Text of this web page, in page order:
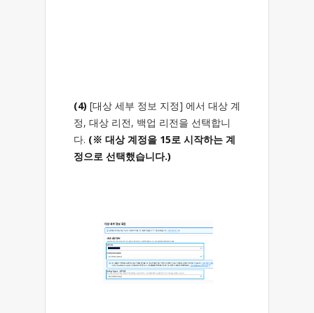
(4) [대상 세부 정보 지정] 에서 대상 계
정, 대상 리전, 백업 리전을 선택합니
다. (※ 대상 계정을 15로 시작하는 계
정으로 선택했습니다.)